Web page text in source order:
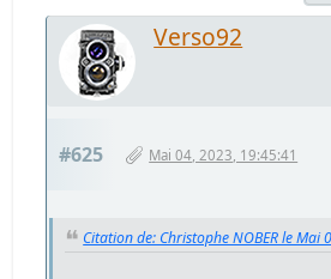
Verso92
#625 Mai 04, 2023, 19:45:41
Citation de: Christophe NOBER le Mai